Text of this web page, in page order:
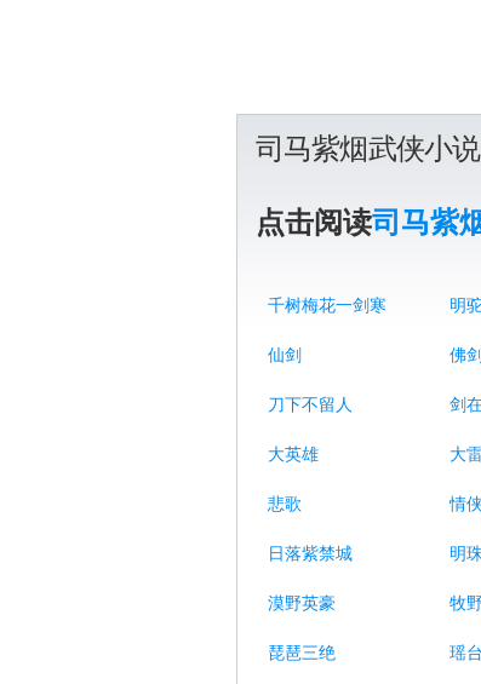
司马紫烟武侠小
点击阅读司马紫
千树梅花一剑寒 明
仙剑 佛
刀下不留人 剑
大英雄 大
悲歌 情
日落紫禁城 明
漠野英豪 牧
琵琶三绝 瑶